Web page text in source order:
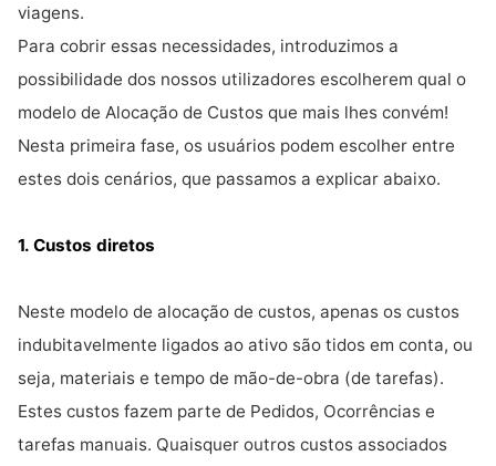
viagens.
Para cobrir essas necessidades, introduzimos a
possibilidade dos nossos utilizadores escolherem qual o
modelo de Alocação de Custos que mais lhes convém!
Nesta primeira fase, os usuários podem escolher entre
estes dois cenários, que passamos a explicar abaixo.
1. Custos diretos
Neste modelo de alocação de custos, apenas os custos
indubitavelmente ligados ao ativo são tidos em conta, ou
seja, materiais e tempo de mão-de-obra (de tarefas).
Estes custos fazem parte de Pedidos, Ocorrências e
tarefas manuais. Quaisquer outros custos associados